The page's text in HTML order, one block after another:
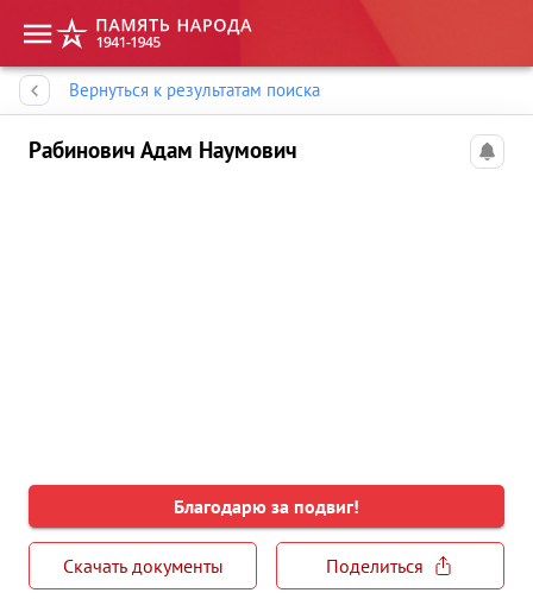
Вернуться к результатам поиска
Рабинович Адам Наумович
Благодарю за подвиг!
Скачать документы
Поделиться
Память народа